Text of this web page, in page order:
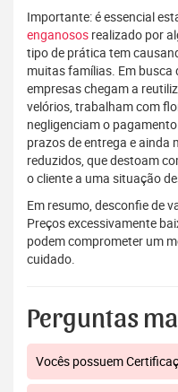
Importante: é essencial
enganosos realizado por
tipo de prática tem
muitas famílias. Em
empresas chegam a
velórios, trabalham com
negligenciam o
prazos de entrega e
reduzidos, que destoam
o cliente a uma situação
Em resumo, desconfie de
Preços excessivamente
podem comprometer um
cuidado.
Perguntas
Vocês possuem